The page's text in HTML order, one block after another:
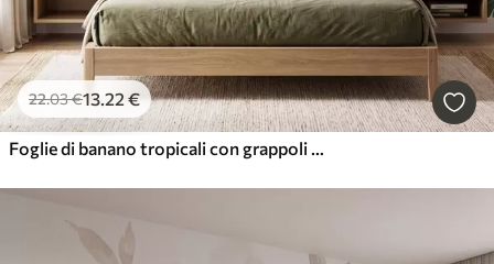
22.03€13.22 €
Foglie di banano tropicali con grappoli di bacche di caffè rosse, in stile acquerello